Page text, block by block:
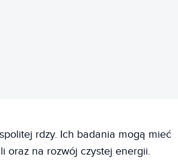
rdzy. Ich badania mogą mieć
oraz na rozwój czystej energii.